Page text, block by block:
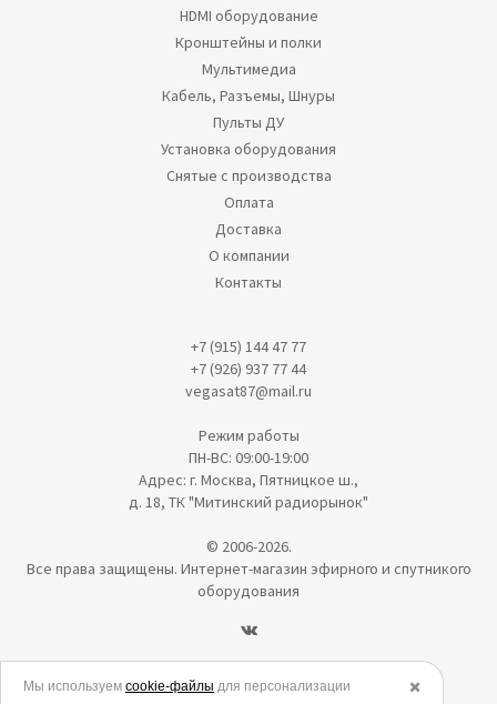
HDMI оборудование
Кронштейны и полки
Мультимедиа
Кабель, Разъемы, Шнуры
Пульты ДУ
Установка оборудования
Снятые с производства
Оплата
Доставка
О компании
Контакты
+7 (915) 144 47 77
+7 (926) 937 77 44
vegasat87@mail.ru
Режим работы
ПН-ВС: 09:00-19:00
Адрес: г. Москва, Пятницкое ш.,
д. 18, ТК "Митинский радиорынок"
© 2006-2026.
Все права защищены. Интернет-магазин эфирного и спутникого
оборудования
Политика в отношении обработки персональных данных ✖️
Мы используем cookie-файлы для персонализации